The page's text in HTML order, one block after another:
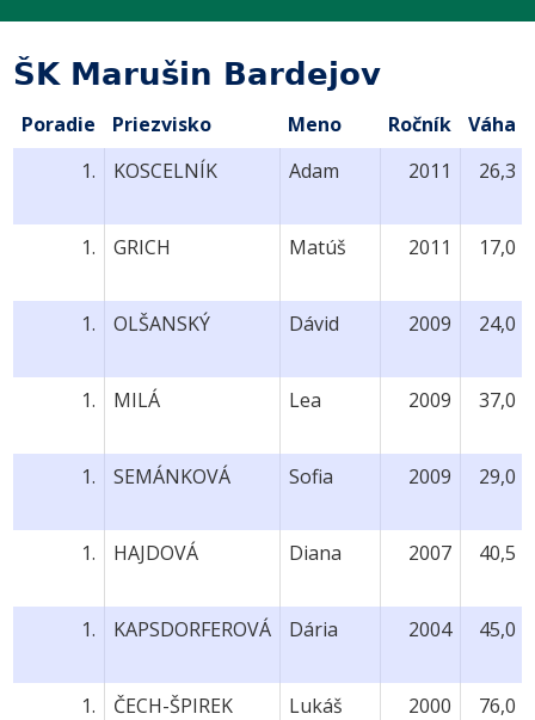
ŠK Marušin Bardejov
Poradie Priezvisko Meno Ročník Váha
1.
KOSCELNÍK Adam 2011 26,3
1.
GRICH Matúš 2011 17,0
1.
OLŠANSKÝ Dávid 2009 24,0
1.
MILÁ Lea 2009 37,0
1.
SEMÁNKOVÁ Sofia 2009 29,0
1.
HAJDOVÁ Diana 2007 40,5
1.
KAPSDORFEROVÁ Dária 2004 45,0
1.
ČECH-ŠPIREK Lukáš 2000 76,0